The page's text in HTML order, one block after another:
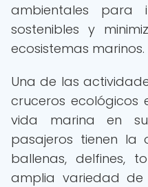
ambientales para
sostenibles y
ecosistemas marinos.
Una de las
cruceros ecológicos
vida marina en
pasajeros tienen la
ballenas, delfines,
amplia variedad de